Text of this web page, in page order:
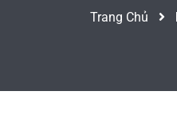
Trang Chủ